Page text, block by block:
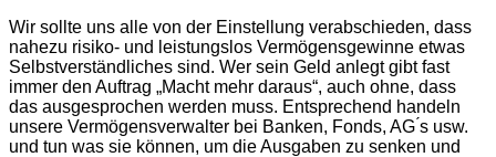
Wir sollte uns alle von der Einstellung verabschieden, dass
nahezu risiko- und leistungslos Vermögensgewinne etwas
Selbstverständliches sind. Wer sein Geld anlegt gibt fast
immer den Auftrag „Macht mehr daraus“, auch ohne, dass
das ausgesprochen werden muss. Entsprechend handeln
unsere Vermögensverwalter bei Banken, Fonds, AG ́s usw.
und tun was sie können, um die Ausgaben zu senken und